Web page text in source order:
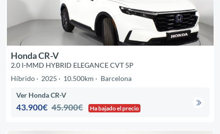
Honda CR-V
2.0 I-MMD HYBRID ELEGANCE CVT 5P
Híbrido
2025 10.500km Barcelona
Ver Honda CR-V
43.900€ 45.900€ Ha bajado el precio